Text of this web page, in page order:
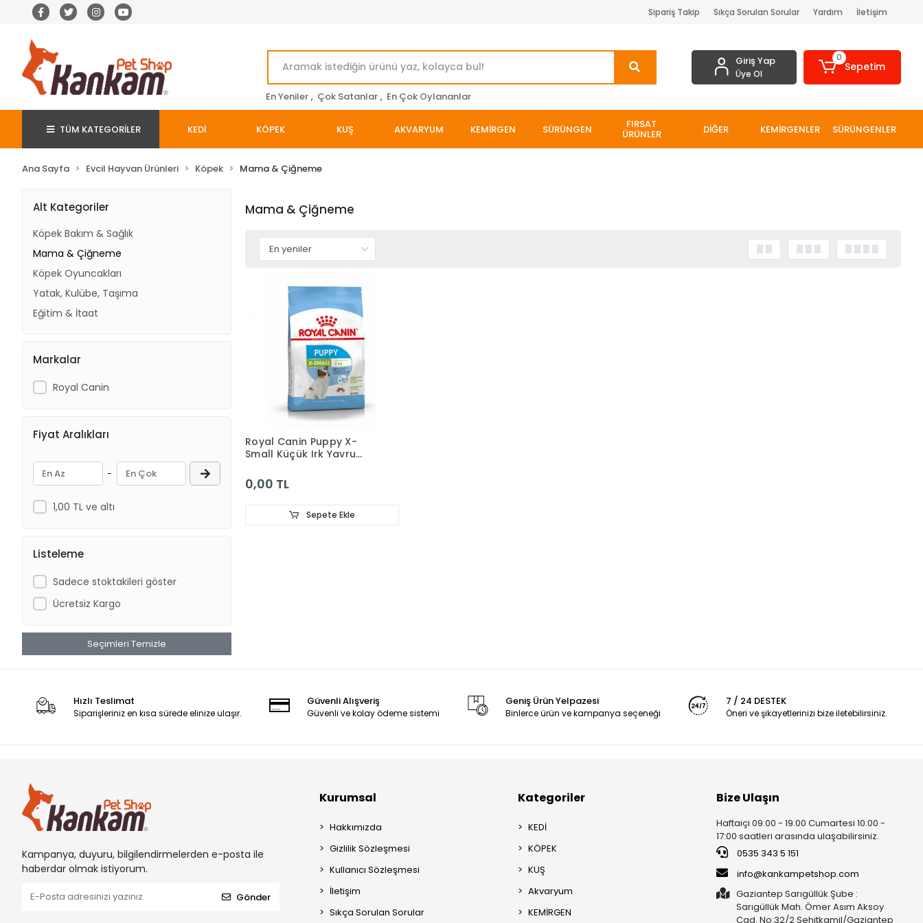
Sipariş Takip Sıkça Sorulan Sorular Yardım İletişim
En Yeniler , Çok Satanlar , En Çok Oylananlar
Giriş Yap
Üye Ol
0
Sepetim
TÜM KATEGORİLER KEDİ KÖPEK KUŞ AKVARYUM KEMİRGEN SÜRÜNGEN FIRSAT
ÜRÜNLER DİĞER KEMİRGENLER SÜRÜNGENLER
Ana Sayfa Evcil Hayvan Ürünleri Köpek Mama & Çiğneme
Alt Kategoriler
Köpek Bakım & Sağlık
Mama & Çiğneme
Köpek Oyuncakları
Yatak, Kulübe, Taşıma
Eğitim & İtaat
Markalar
Royal Canin
Fiyat Aralıkları
-
1,00 TL ve altı
Listeleme
Sadece stoktakileri göster
Ücretsiz Kargo
Seçimleri Temizle
Mama & Çiğneme
Royal Canin Puppy X-
Small Küçük Irk Yavru
0,00 TL
Sepete Ekle
Hızlı Teslimat
Siparişleriniz en kısa sürede elinize ulaşır.
Güvenli Alışveriş
Güvenli ve kolay ödeme sistemi
Geniş Ürün Yelpazesi
Binlerce ürün ve kampanya seçeneği
7 / 24 DESTEK
Öneri ve şikayetlerinizi bize iletebilirsiniz.
Kampanya, duyuru, bilgilendirmelerden e-posta ile
haberdar olmak istiyorum.
Gönder
Kurumsal
Hakkımızda
Gizlilik Sözleşmesi
Kullanıcı Sözleşmesi
İletişim
Sıkça Sorulan Sorular
Kategoriler
KEDİ
KÖPEK
KUŞ
Akvaryum
KEMİRGEN
Bize Ulaşın
Haftaiçi 09:00 - 19:00 Cumartesi 10:00 -
17:00 saatleri arasında ulaşabilirsiniz.
0535 343 5 151
info@kankampetshop.com
Gaziantep Sarıgüllük Şube :
Sarıgüllük Mah. Ömer Asım Aksoy
Cad. No:32/2 Şehitkamil/Gaziantep